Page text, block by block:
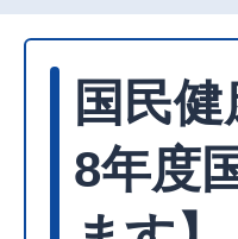
国民
8年度